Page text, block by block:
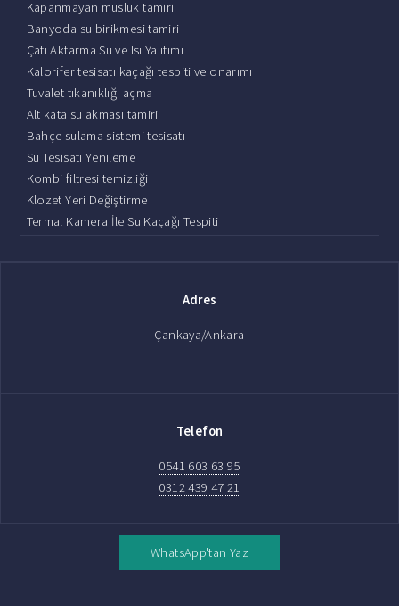
Kapanmayan musluk tamiri
Banyoda su birikmesi tamiri
Çatı Aktarma Su ve Isı Yalıtımı
Kalorifer tesisatı kaçağı tespiti ve onarımı
Tuvalet tıkanıklığı açma
Alt kata su akması tamiri
Bahçe sulama sistemi tesisatı
Su Tesisatı Yenileme
Kombi filtresi temizliği
Klozet Yeri Değiştirme
Termal Kamera İle Su Kaçağı Tespiti
Adres
Çankaya/Ankara
Telefon
0541 603 63 95
0312 439 47 21
WhatsApp'tan Yaz